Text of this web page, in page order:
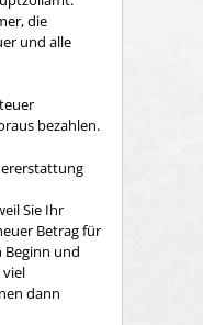
die
und alle
bezahlen.
Sie Ihr
Betrag für
Beginn und
viel
dann